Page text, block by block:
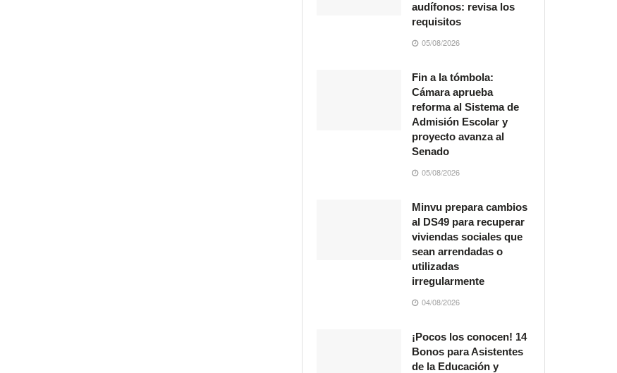
audífonos: revisa los
requisitos
05/08/2026
Fin a la tómbola:
Cámara aprueba
reforma al Sistema de
Admisión Escolar y
proyecto avanza al
Senado
05/08/2026
Minvu prepara cambios
al DS49 para recuperar
viviendas sociales que
sean arrendadas o
utilizadas
irregularmente
04/08/2026
¡Pocos los conocen! 14
Bonos para Asistentes
de la Educación y